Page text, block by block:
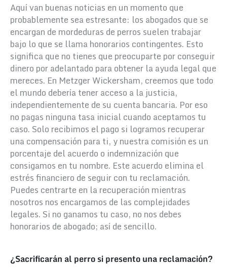
Aquí van buenas noticias en un momento que
probablemente sea estresante: los abogados que se
encargan de mordeduras de perros suelen trabajar
bajo lo que se llama honorarios contingentes. Esto
significa que no tienes que preocuparte por conseguir
dinero por adelantado para obtener la ayuda legal que
mereces. En Metzger Wickersham, creemos que todo
el mundo debería tener acceso a la justicia,
independientemente de su cuenta bancaria. Por eso
no pagas ninguna tasa inicial cuando aceptamos tu
caso. Solo recibimos el pago si logramos recuperar
una compensación para ti, y nuestra comisión es un
porcentaje del acuerdo o indemnización que
consigamos en tu nombre. Este acuerdo elimina el
estrés financiero de seguir con tu reclamación.
Puedes centrarte en la recuperación mientras
nosotros nos encargamos de las complejidades
legales. Si no ganamos tu caso, no nos debes
honorarios de abogado; así de sencillo.
¿Sacrificarán al perro si presento una reclamación?